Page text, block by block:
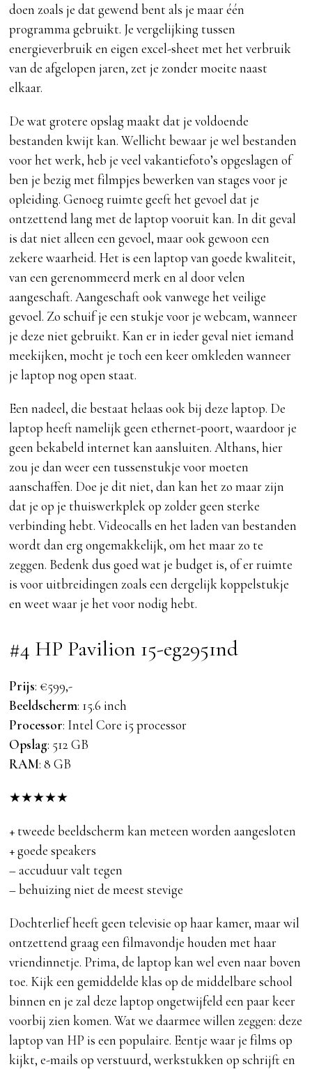
doen zoals je dat gewend bent als je maar één
programma gebruikt. Je vergelijking tussen
energieverbruik en eigen excel-sheet met het verbruik
van de afgelopen jaren, zet je zonder moeite naast
elkaar.
De wat grotere opslag maakt dat je voldoende
bestanden kwijt kan. Wellicht bewaar je wel bestanden
voor het werk, heb je veel vakantiefoto’s opgeslagen of
ben je bezig met filmpjes bewerken van stages voor je
opleiding. Genoeg ruimte geeft het gevoel dat je
ontzettend lang met de laptop vooruit kan. In dit geval
is dat niet alleen een gevoel, maar ook gewoon een
zekere waarheid. Het is een laptop van goede kwaliteit,
van een gerenommeerd merk en al door velen
aangeschaft. Aangeschaft ook vanwege het veilige
gevoel. Zo schuif je een stukje voor je webcam, wanneer
je deze niet gebruikt. Kan er in ieder geval niet iemand
meekijken, mocht je toch een keer omkleden wanneer
je laptop nog open staat.
Een nadeel, die bestaat helaas ook bij deze laptop. De
laptop heeft namelijk geen ethernet-poort, waardoor je
geen bekabeld internet kan aansluiten. Althans, hier
zou je dan weer een tussenstukje voor moeten
aanschaffen. Doe je dit niet, dan kan het zo maar zijn
dat je op je thuiswerkplek op zolder geen sterke
verbinding hebt. Videocalls en het laden van bestanden
wordt dan erg ongemakkelijk, om het maar zo te
zeggen. Bedenk dus goed wat je budget is, of er ruimte
is voor uitbreidingen zoals een dergelijk koppelstukje
en weet waar je het voor nodig hebt.
#4 HP Pavilion 15-eg2951nd
Prijs: €599,-
Beeldscherm: 15.6 inch
Processor: Intel Core i5 processor
Opslag: 512 GB
RAM: 8 GB
★★★★★
+ tweede beeldscherm kan meteen worden aangesloten
+ goede speakers
– accuduur valt tegen
– behuizing niet de meest stevige
Dochterlief heeft geen televisie op haar kamer, maar wil
ontzettend graag een filmavondje houden met haar
vriendinnetje. Prima, de laptop kan wel even naar boven
toe. Kijk een gemiddelde klas op de middelbare school
binnen en je zal deze laptop ongetwijfeld een paar keer
voorbij zien komen. Wat we daarmee willen zeggen: deze
laptop van HP is een populaire. Eentje waar je films op
kijkt, e-mails op verstuurd, werkstukken op schrijft en